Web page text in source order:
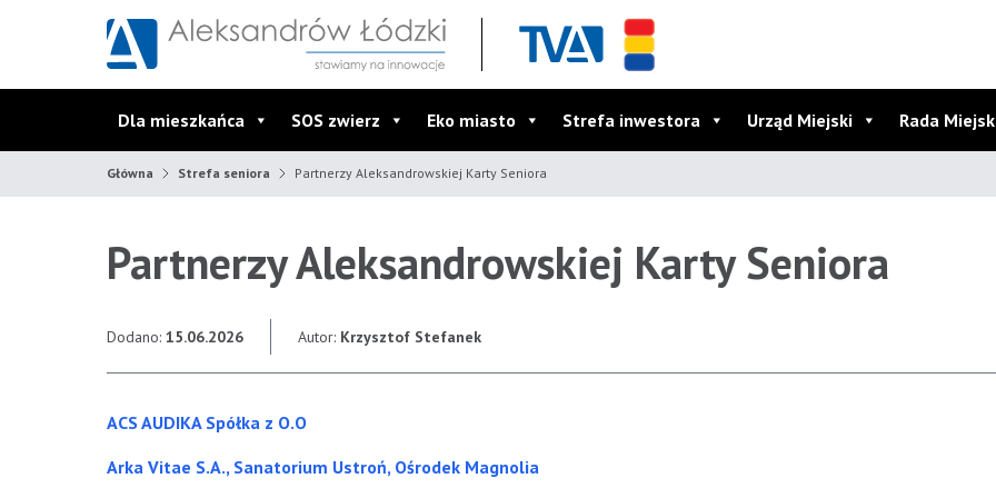
Dla mieszkańca SOS zwierz Eko miasto Strefa inwestora Urząd Miejski Rada
Główna Strefa seniora Partnerzy Aleksandrowskiej Karty Seniora
Partnerzy Aleksandrowskiej Karty Seniora
Dodano: 15.06.2026 Autor: Krzysztof Stefanek
ACS AUDIKA Spółka z O.O
Arka Vitae S.A., Sanatorium Ustroń, Ośrodek Magnolia